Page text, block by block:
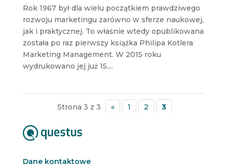
Rok 1967 był dla wielu początkiem prawdziwego
rozwoju marketingu zarówno w sferze naukowej,
jak i praktycznej. To właśnie wtedy opublikowana
została po raz pierwszy książka Philipa Kotlera
Marketing Management. W 2015 roku
wydrukowano jej już 15....
Strona 3 z 3 « 1 2 3
Dane kontaktowe